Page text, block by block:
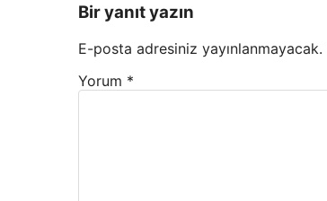
Bir yanıt yazın
E-posta adresiniz yayınlanmayacak.
Yorum *